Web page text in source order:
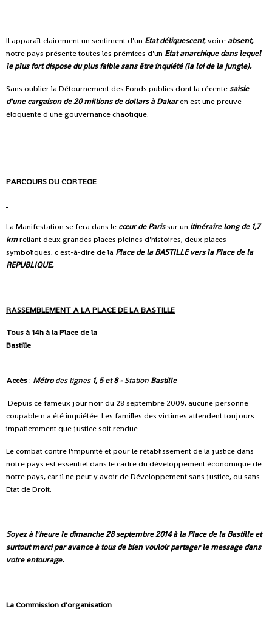
Il apparaît clairement un sentiment d'un Etat déliquescent, voireabsent,
notre pays présente toutes les prémices d'un Etat anarchique dans lequel
le plus fort dispose du plus faible sans être inquiété (la loi de la jungle).
Sans oublier la Détournement des Fonds publics dont la récentesaisie
d'une cargaison de 20 millions de dollars à Dakaren est une preuve
éloquente d'une gouvernance chaotique.
PARCOURS DU CORTEGE
La Manifestation se fera dans le cœur de Parissur un itinéraire long de 1,7
kmreliant deux grandes places pleines d'histoires, deux places
symboliques, c'est-à-dire de la Place de la BASTILLE vers la Place de la
REPUBLIQUE.
RASSEMBLEMENT A LA PLACE DE LA BASTILLE
Tous à 14h à la Place de la
Accès: Métrodes lignes1, 5 et 8 - Station Bastille
Depuis ce fameux jour noir du 28 septembre 2009, aucune personne
coupable n'a été inquiétée. Les familles des victimes attendent toujours
impatiemment que justice soit rendue.
Le combat contre l'impunité et pour le rétablissement de la justice dans
notre pays est essentiel dans le cadre du développement économique de
notre pays, car il ne peut y avoir de Développement sans justice, ou sans
Etat de Droit.
Soyez à l'heure le dimanche 28 septembre 2014 à la Place de la Bastille et
surtout merci par avance à tous de bien vouloir partager le message dans
votre entourage.
La Commission d'organisation